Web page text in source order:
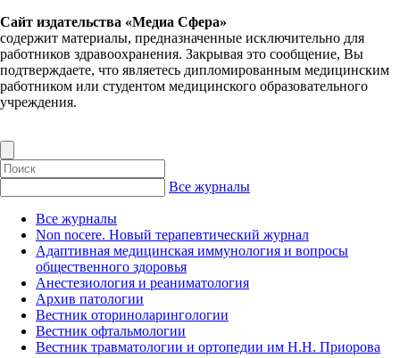
Сайт издательства «Медиа Сфера»
содержит материалы, предназначенные исключительно для
работников здравоохранения. Закрывая это сообщение, Вы
подтверждаете, что являетесь дипломированным медицинским
работником или студентом медицинского образовательного
учреждения.
Все журналы
Все журналы
Non nocere. Новый терапевтический журнал
Адаптивная медицинская иммунология и вопросы
общественного здоровья
Анестезиология и реаниматология
Архив патологии
Вестник оториноларингологии
Вестник офтальмологии
Вестник травматологии и ортопедии им Н.Н. Приорова